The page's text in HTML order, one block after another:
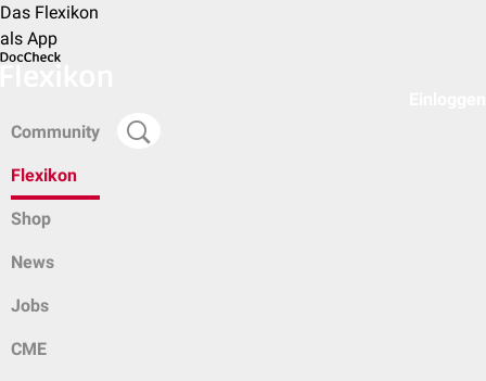
Das Flexikon
als App
Community
Flexikon
Shop
News
Jobs
CME